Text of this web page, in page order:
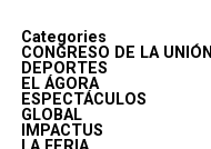
Categories
CONGRESO DE LA UNIÓN
DEPORTES
EL ÁGORA
ESPECTÁCULOS
GLOBAL
IMPACTUS